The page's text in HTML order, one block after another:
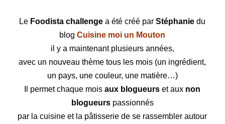
Le Foodista challenge a été créé parStéphanie du
blogCuisine moi un Mouton
il y a maintenant plusieurs années,
avec un nouveau thème tous les mois (un ingrédient,
un pays, une couleur, une matière…)
Il permet chaque moisaux blogueurs et aux non
blogueurspassionnés
par la cuisine et la pâtisserie de se rassembler autour